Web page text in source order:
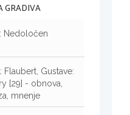
GRADIVA
: Nedoločen
: Flaubert, Gustave:
[29] - obnova,
mnenje